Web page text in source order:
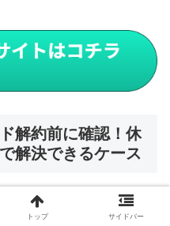
解約前に確認！休
解決できるケース
ていると、「解約しよう
トップ サイドバー